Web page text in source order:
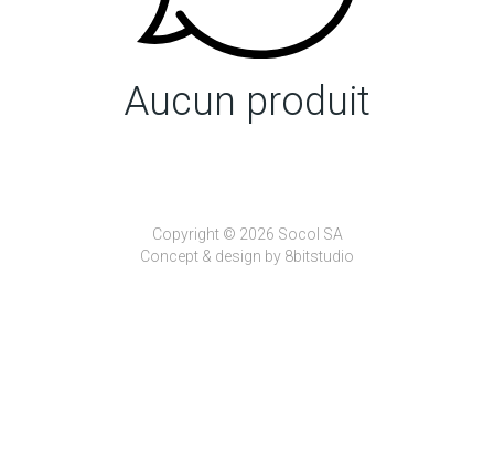
Aucun produit
Copyright © 2026 Socol SA
Concept & design by 8bitstudio